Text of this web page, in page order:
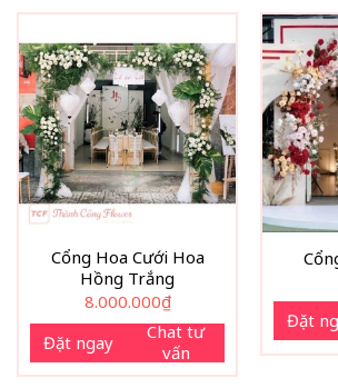
Cổng Hoa Cưới Hoa
Hồng Trắng
8.000.000₫
Đặt ngay
Chat tư
vấn
Đặt